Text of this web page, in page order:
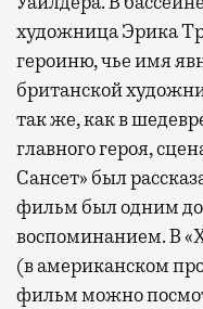
художница Эрика
героиню, чье имя
британской
так же, как в
главного героя,
Сансет» был
фильм был одним
воспоминанием. В
(в американском
фильм можно